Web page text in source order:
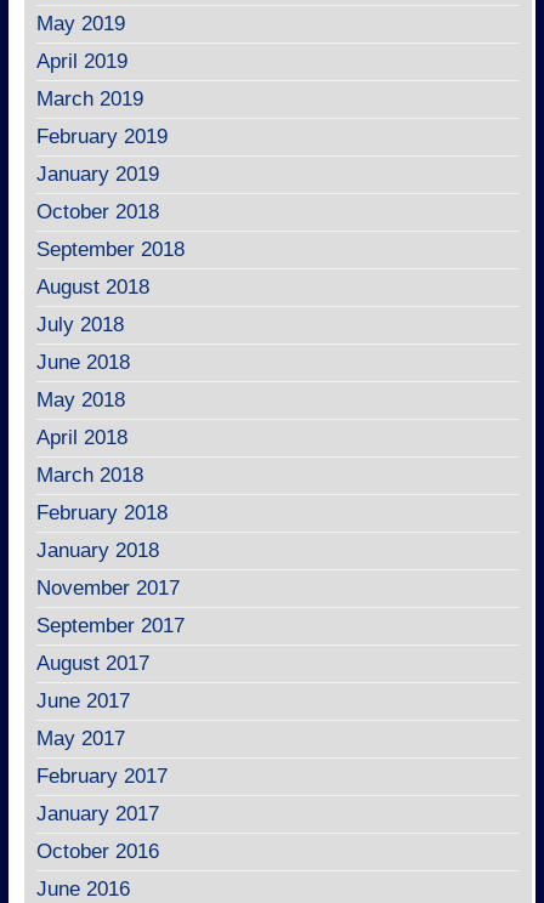
May 2019
April 2019
March 2019
February 2019
January 2019
October 2018
September 2018
August 2018
July 2018
June 2018
May 2018
April 2018
March 2018
February 2018
January 2018
November 2017
September 2017
August 2017
June 2017
May 2017
February 2017
January 2017
October 2016
June 2016